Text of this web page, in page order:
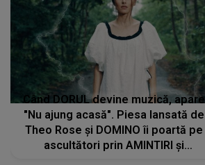
Când DORUL devine muzică, apare
"Nu ajung acasă". Piesa lansată de
Theo Rose și DOMINO îi poartă pe
ascultători prin AMINTIRI și